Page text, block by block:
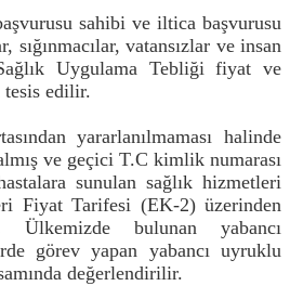
sahibi ve iltica başvurusu
sığınmacılar, vatansızlar ve insan
Uygulama Tebliği fiyat ve
edilir.
yararlanılmaması halinde
ve geçici T.C kimlik numarası
sunulan sağlık hizmetleri
Fiyat Tarifesi (EK-2) üzerinden
Ülkemizde bulunan yabancı
görev yapan yabancı uyruklu
değerlendirilir.